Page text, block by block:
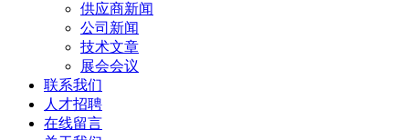
供应商新闻
公司新闻
技术文章
展会会议
联系我们
人才招聘
在线留言